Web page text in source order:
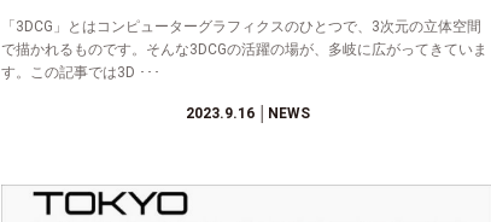
「3DCG」とはコンピューターグラフィクスのひとつで、3次元の立体空間
で描かれるものです。そんな3DCGの活躍の場が、多岐に広がってきていま
す。この記事では3D ･･･
2023.9.16│NEWS